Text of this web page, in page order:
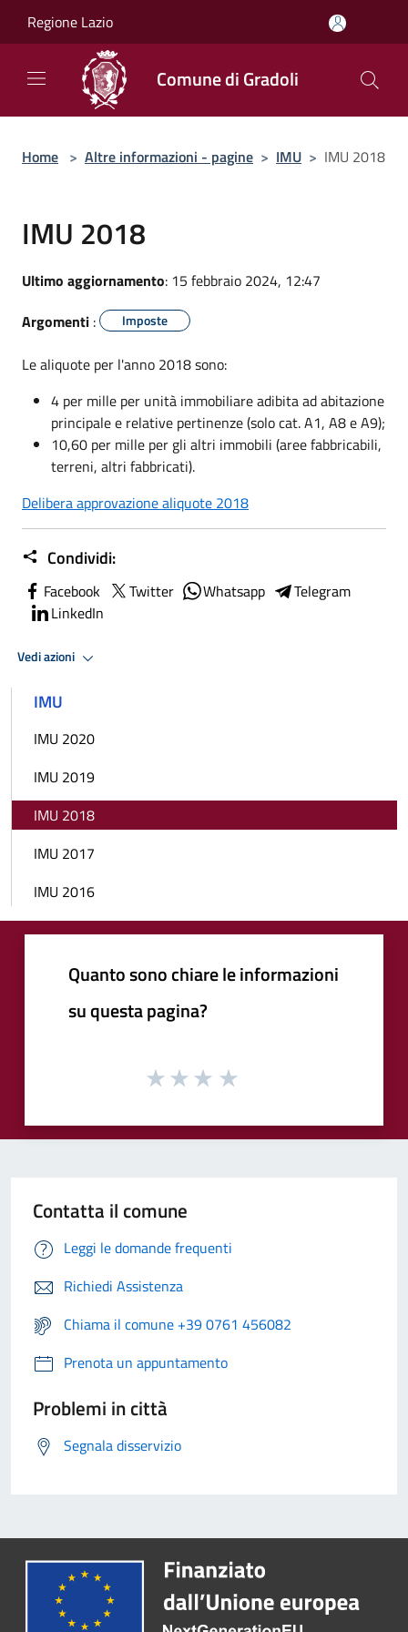
Regione Lazio
Comune di Gradoli
Home > Altre informazioni - pagine > IMU > IMU 2018
IMU 2018
Ultimo aggiornamento: 15 febbraio 2024, 12:47
Argomenti : Imposte
Le aliquote per l'anno 2018 sono:
4 per mille per unità immobiliare adibita ad abitazione
principale e relative pertinenze (solo cat. A1, A8 e A9);
10,60 per mille per gli altri immobili (aree fabbricabili,
terreni, altri fabbricati).
Delibera approvazione aliquote 2018
Condividi:
Facebook Twitter Whatsapp
Telegram
LinkedIn
Vedi azioni
IMU
IMU 2020
IMU 2019
IMU 2018
IMU 2017
IMU 2016
Quanto sono chiare le informazioni
su questa pagina?
Contatta il comune
Leggi le domande frequenti
Richiedi Assistenza
Chiama il comune +39 0761 456082
Prenota un appuntamento
Problemi in città
Segnala disservizio